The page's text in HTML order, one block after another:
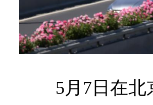
5月7日在